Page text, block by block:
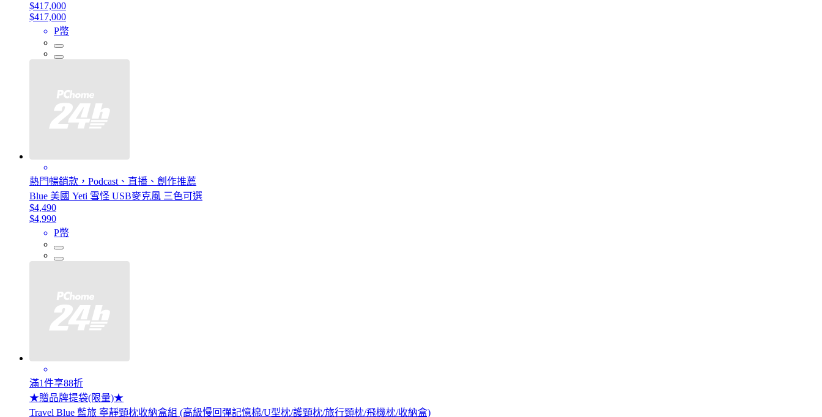
$417,000
$417,000
P幣
熱門暢銷款，Podcast、直播、創作推薦
Blue 美國 Yeti 雪怪 USB麥克風 三色可選
$4,490
$4,990
P幣
滿1件享88折
★贈品牌提袋(限量)★
Travel Blue 藍旅 寧靜頸枕收納盒組 (高級慢回彈記憶棉/U型枕/護頸枕/旅行頸枕/飛機枕/收納盒)